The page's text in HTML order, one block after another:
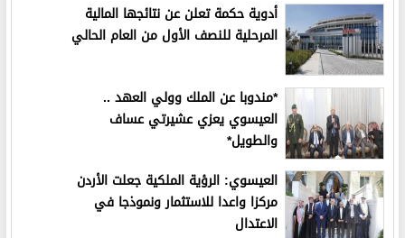
أدوية حكمة تعلن عن نتائجها المالية
المرحلية للنصف الأول من العام الحالي
*مندوبا عن الملك وولي العهد ..
العيسوي يعزي عشيرتي عساف
والطويل*
العيسوي: الرؤية الملكية جعلت الأردن
مركزا واعدا للاستثمار ونموذجا في
الاعتدال